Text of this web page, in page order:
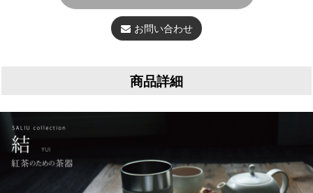
お問い合わせ
商品詳細